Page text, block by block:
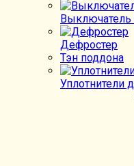
Выключатель
Дефростер
Тэн поддона
Уплотнители